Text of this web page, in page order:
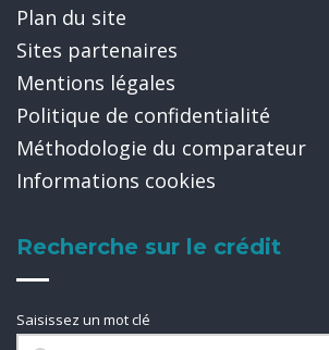
Plan du site
Sites partenaires
Mentions légales
Politique de confidentialité
Méthodologie du comparateur
Informations cookies
Recherche sur le crédit
Saisissez un mot clé